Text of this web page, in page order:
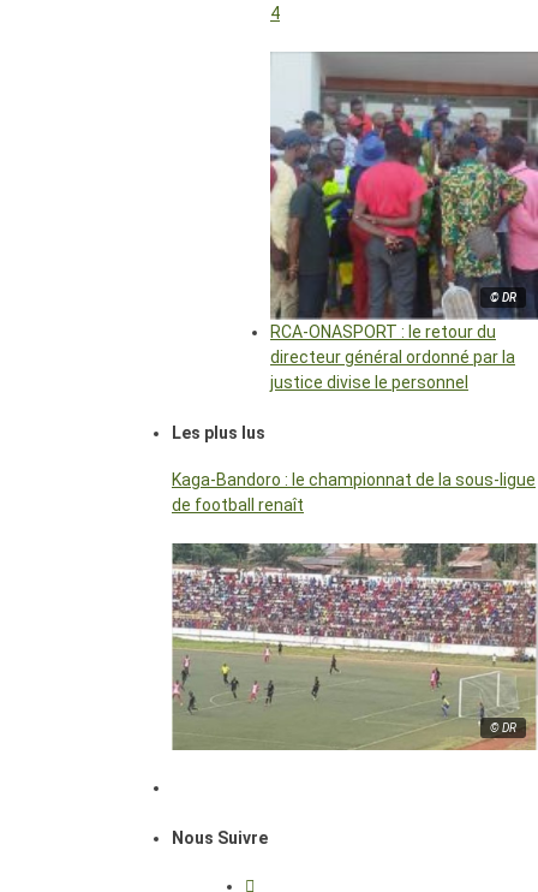
4
© DR
RCA-ONASPORT : le retour du
directeur général ordonné par la
justice divise le personnel
Les plus lus
Kaga-Bandoro : le championnat de la sous-ligue
de football renaît
© DR
Nous Suivre